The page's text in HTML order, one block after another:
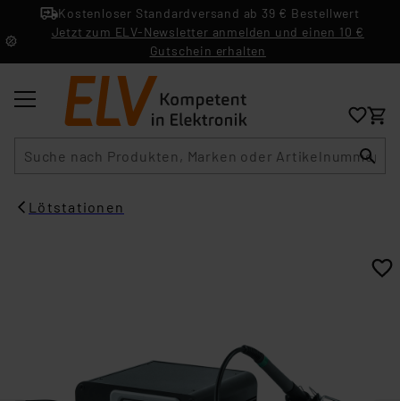
Kostenloser Standardversand ab 39 € Bestellwert
Jetzt zum ELV-Newsletter anmelden und einen 10 €
Gutschein erhalten
Lötstationen